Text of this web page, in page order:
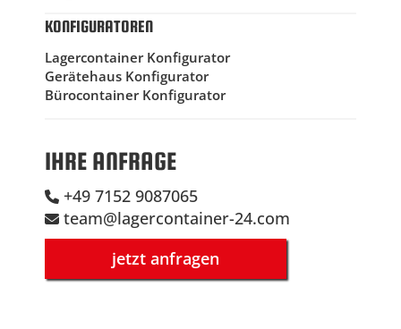
KONFIGURATOREN
Lagercontainer Konfigurator
Gerätehaus Konfigurator
Bürocontainer Konfigurator
IHRE ANFRAGE
+49 7152 9087065
team@lagercontainer-24.com
jetzt anfragen